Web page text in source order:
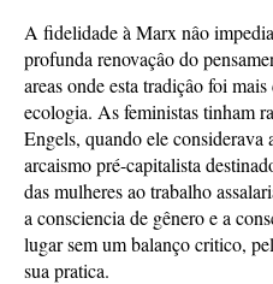
A fidelidade à Marx nâo
profunda renovaçâo do
areas onde esta tradiçâo foi
ecologia. As feministas tinham
Engels, quando ele considerava
arcaismo pré-capitalista
das mulheres ao trabalho
a consciencia de gênero e a
lugar sem um balanço critico,
sua pratica.